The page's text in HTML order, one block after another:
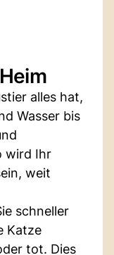
alles hat,
Wasser bis
wird Ihr
weit
schneller
Katze
tot. Dies